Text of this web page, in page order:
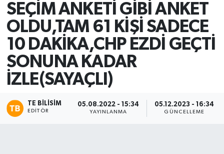
SEÇİM ANKETİ GİBİ ANKET
OLDU,TAM 61 KİŞİ SADECE
10 DAKİKA,CHP EZDİ GEÇTİ
SONUNA KADAR
İZLE(SAYAÇLI)
TE BILISIM
EDITÖR
05.08.2022 - 15:34
YAYINLANMA
05.12.2023 - 16:34
GÜNCELLEME